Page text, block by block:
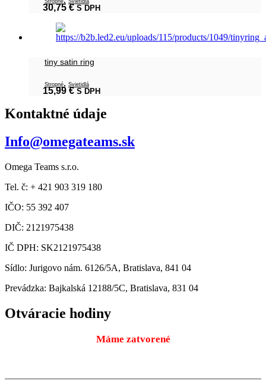
Stropné Svietidlá
30,75€ S DPH
tiny satin ring
Stropné, Svietidlá
15,99€ S DPH
Kontaktné údaje
Info@omegateams.sk
Omega Teams s.r.o.
Tel. č: + 421 903 319 180
IČO: 55 392 407
DIČ: 2121975438
IČ DPH: SK2121975438
Sídlo: Jurigovo nám. 6126/5A, Bratislava, 841 04
Prevádzka: Bajkalská 12188/5C, Bratislava, 831 04
Otváracie hodiny
Máme zatvorené